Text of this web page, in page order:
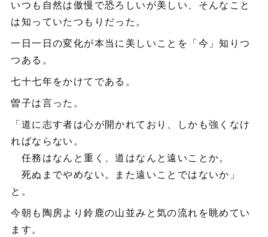
いつも自然は傲慢で恐ろしいが美しい、そんなこと
は知っていたつもりだった。
一日一日の変化が本当に美しいことを「今」知りつ
つある。
七十七年をかけてである。
曽子は言った。
「道に志す者は心が開かれており、しかも強くなけ
ればならない。
任務はなんと重く、道はなんと遠いことか。
死ぬまでやめない。また遠いことではないか」
と。
今朝も陶房より鈴鹿の山並みと気の流れを眺めてい
ます。